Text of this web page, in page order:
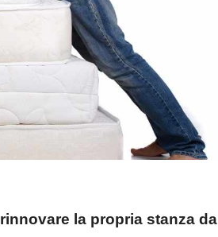
rinnovare la propria stanza da